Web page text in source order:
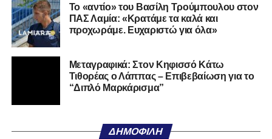
Το «αντίο» του Βασίλη Τρούμπουλου στον
ΠΑΣ Λαμία: «Κρατάμε τα καλά και
προχωράμε. Ευχαριστώ για όλα»
Μεταγραφικά: Στον Κηφισσό Κάτω
Τιθορέας ο Λάππας – Επιβεβαίωση για το
“Διπλό Μαρκάρισμα”
ΔΗΜΟΦΙΛΉ